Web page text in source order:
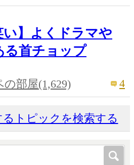
い】よくドラマや
る首チョップ
の部屋(1,629) 4
るトピックを検索する